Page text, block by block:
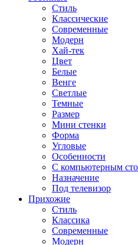
Стиль
Классические
Современные
Модерн
Хай-тек
Цвет
Белые
Венге
Светлые
Темные
Размер
Мини стенки
Форма
Угловые
Особенности
С компьютерным
Назначение
Под телевизор
Прихожие
Стиль
Классика
Современные
Модерн